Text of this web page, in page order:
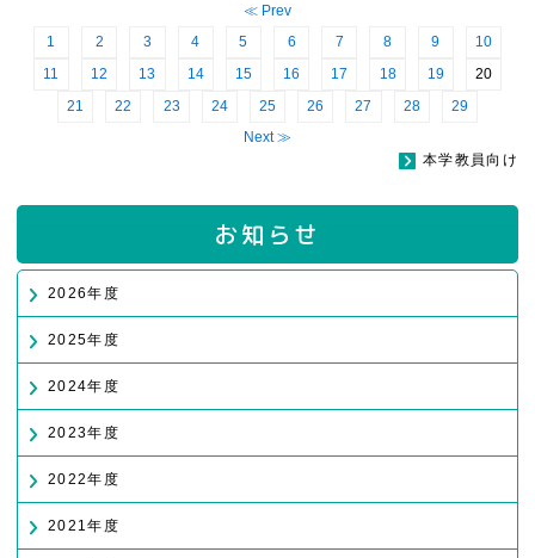
≪ Prev
1
2 3 4 5 6 7 8 9
10
11
12 13 14 15 16 17 18 19
20
21
22 23 24 25 26 27 28
29
Next ≫
本学教員向け
お知らせ
2026年度
2025年度
2024年度
2023年度
2022年度
2021年度